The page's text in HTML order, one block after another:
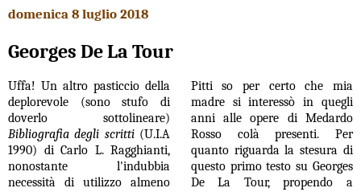
domenica 8 luglio 2018
Georges De La Tour
Uffa! Un altro pasticcio della
deplorevole (sono stufo di
doverlo sottolineare)
Bibliografia degli scritti(U.I.A
1990) di Carlo L. Ragghianti,
nonostante l'indubbia
necessità di utilizzo almeno
Pitti so per certo che mia
madre si interessò in quegli
anni alle opere di Medardo
Rosso colà presenti. Per
quanto riguarda la stesura di
questo primo testo su Georges
De La Tour, propendo a